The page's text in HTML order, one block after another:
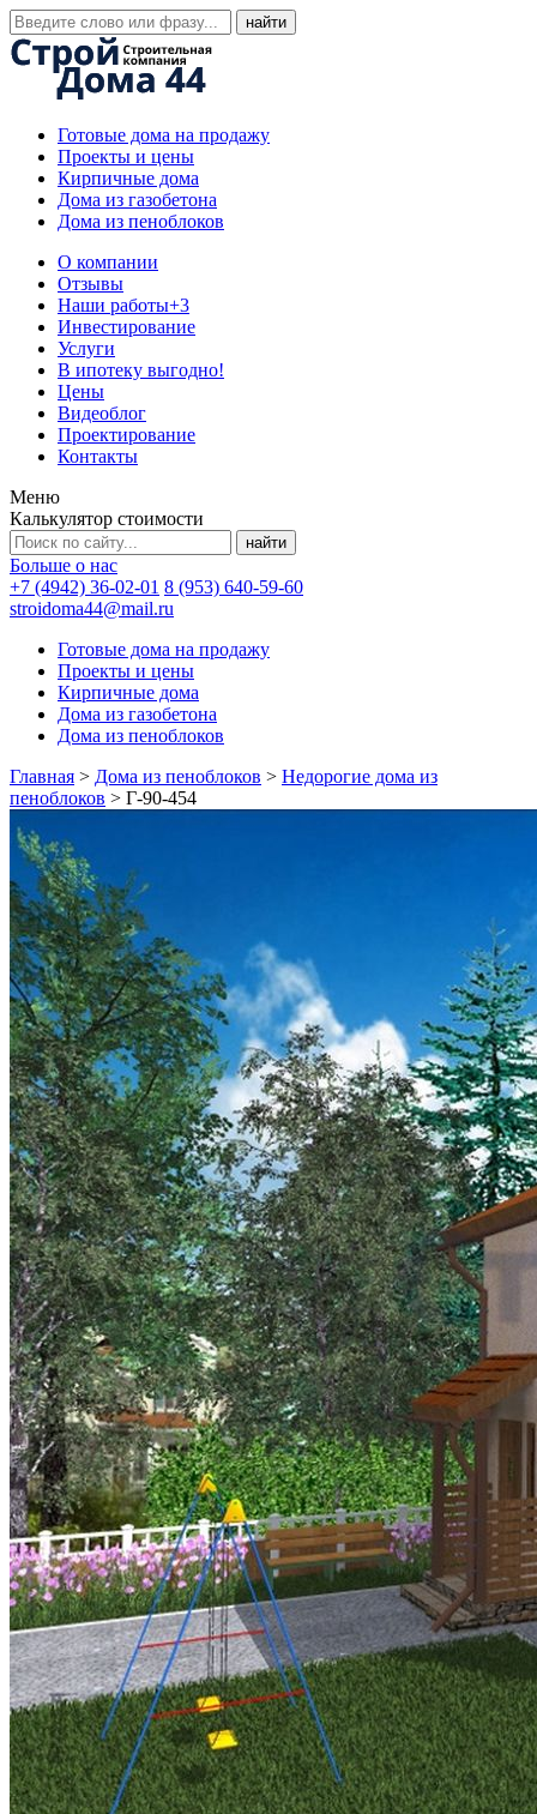
Готовые дома на продажу
Проекты и цены
Кирпичные дома
Дома из газобетона
Дома из пеноблоков
О компании
Отзывы
Наши работы+3
Инвестирование
Услуги
В ипотеку выгодно!
Цены
Видеоблог
Проектирование
Контакты
Меню
Калькулятор стоимости
Больше о нас
+7 (4942) 36-02-01 8 (953) 640-59-60
stroidoma44@mail.ru
Готовые дома на продажу
Проекты и цены
Кирпичные дома
Дома из газобетона
Дома из пеноблоков
Главная > Дома из пеноблоков > Недорогие дома из
пеноблоков > Г-90-454